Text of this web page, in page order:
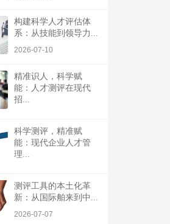
构建科学人才评估体
系：从技能到领导力...
2026-07-10
精准识人，科学赋
能：人才测评在现代
招...
科学测评，精准赋
能：现代企业人才管
理...
测评工具的本土化革
新：从国际舶来到中...
2026-07-07